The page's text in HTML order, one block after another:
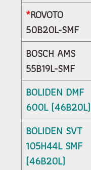
*ROVOTO
50B20L-SMF
BOSCH AMS
55B19L-SMF
BOLIDEN DMF
600L (46B20L)
BOLIDEN SVT
105H44L SMF
(46B20L)